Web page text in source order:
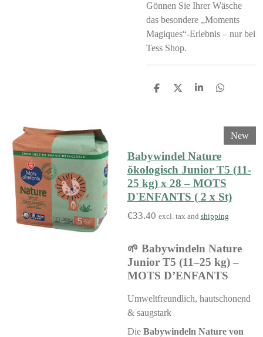
Gönnen Sie Ihrer Wäsche
das besondere „Moments
Magiques“-Erlebnis – nur bei
Tess Shop.
S
S
S
S
New
Babywindel Nature
ökologisch Junior T5 (11-
25 kg) x 28 – MOTS
D'ENFANTS ( 2 x St)
€33.40 excl. tax and shipping
🌱 Babywindeln Nature
Junior T5 (11–25 kg) –
MOTS D’ENFANTS
Umweltfreundlich, hautschonend
& saugstark
Die Babywindeln Nature von